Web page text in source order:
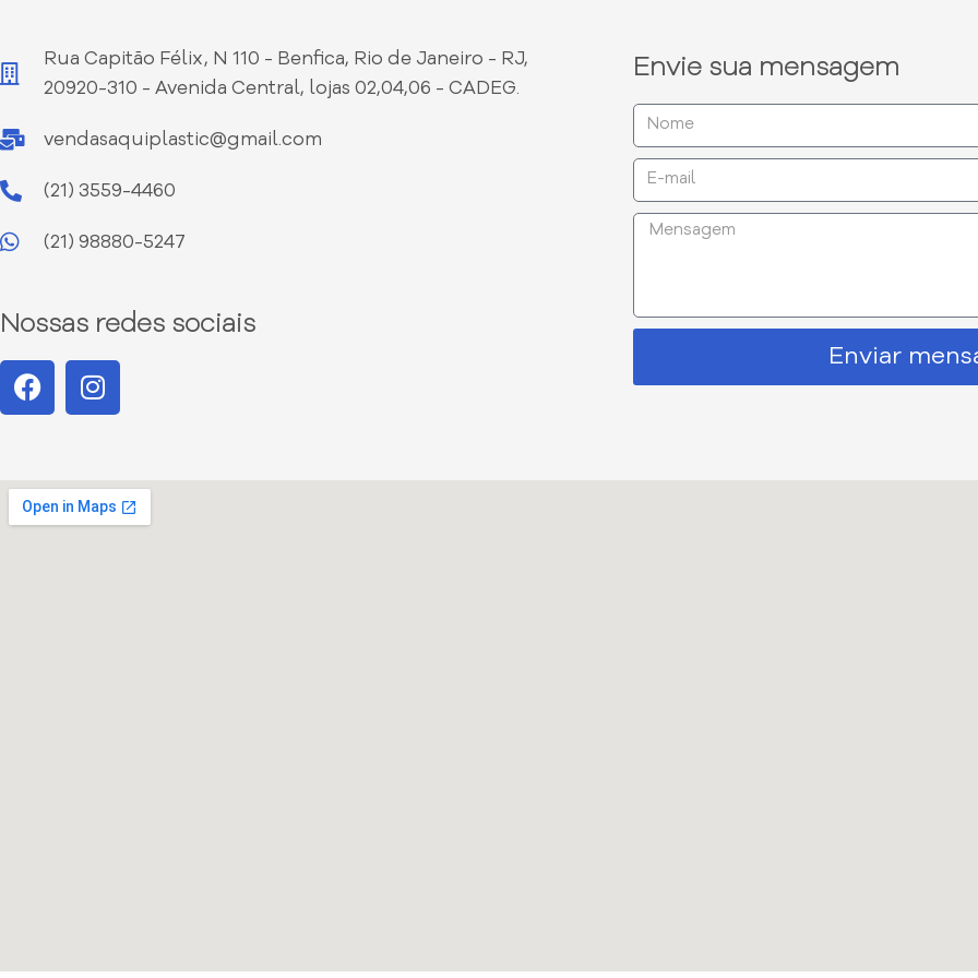
Rua Capitão Félix, N 110 - Benfica, Rio de Janeiro - RJ,
20920-310 - Avenida Central, lojas 02,04,06 - CADEG.
vendasaquiplastic@gmail.com
(21) 3559-4460
(21) 98880-5247
Nossas redes sociais
Envie sua mensagem
Enviar